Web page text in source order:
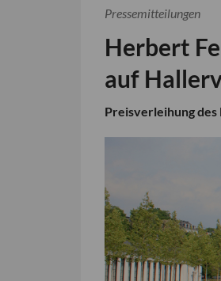
Pressemitteilungen
Herbert
auf
Preisverleihung